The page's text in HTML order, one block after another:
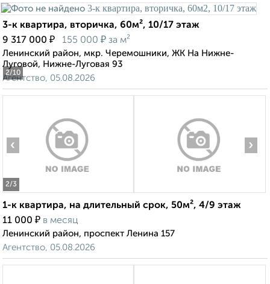
2/10
3-к квартира, вторичка, 60м², 10/17 этаж
9 317 000 ₽ 155 000 ₽ за м²
Ленинский район, мкр. Черемошники, ЖК На Нижне-
Луговой, Нижне-Луговая 93
Агентство, 05.08.2026
2/3
‹ ›
1-к квартира, на длительный срок, 50м², 4/9 этаж
11 000 ₽ в месяц
Ленинский район, проспект Ленина 157
Агентство, 05.08.2026